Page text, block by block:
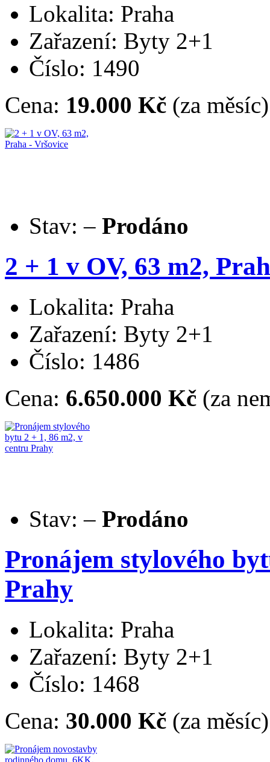
Lokalita: Praha
Zařazení: Byty 2+1
Číslo: 1490
Cena: 19.000 Kč (za měsíc)
Stav: – Prodáno
2 + 1 v OV, 63 m2,
Lokalita: Praha
Zařazení: Byty 2+1
Číslo: 1486
Cena: 6.650.000 Kč (za
Stav: – Prodáno
Pronájem stylového
Prahy
Lokalita: Praha
Zařazení: Byty 2+1
Číslo: 1468
Cena: 30.000 Kč (za měsíc)